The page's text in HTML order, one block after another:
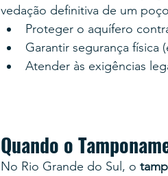
vedação definitiva de um
Proteger o aquífero
Garantir segurança física
Atender às exigências
Quando o
No Rio Grande do Sul, o